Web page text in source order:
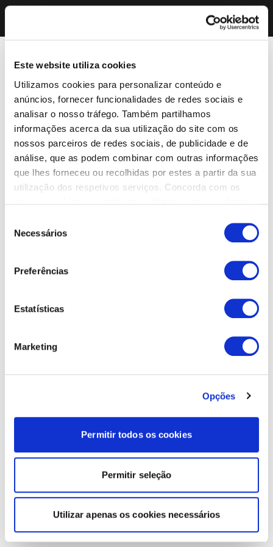
Este website utiliza cookies
Utilizamos cookies para personalizar conteúdo e
anúncios, fornecer funcionalidades de redes sociais e
analisar o nosso tráfego. Também partilhamos
informações acerca da sua utilização do site com os
nossos parceiros de redes sociais, de publicidade e de
análise, que as podem combinar com outras informações
que lhes forneceu ou recolhidas por estes a partir da sua
utilização dos respetivos serviços. Concorda com os
Necessários
Preferências
Estatísticas
Marketing
Opções
Permitir todos os cookies
Permitir seleção
Utilizar apenas os cookies necessários